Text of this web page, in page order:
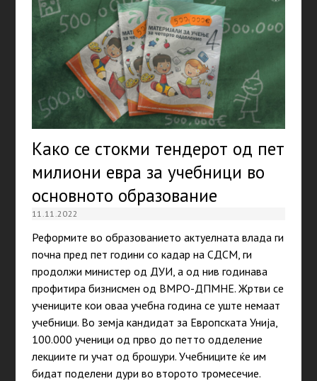
Како се стокми тендерот од пет
милиони евра за учебници во
основното образование
11.11.2022
Реформите во образованието актуелната влада ги
почна пред пет години со кадар на СДСМ, ги
продолжи министер од ДУИ, а од нив годинава
профитира бизнисмен од ВМРО-ДПМНЕ. Жртви се
учениците кои оваа учебна година се уште немаaт
учебници. Во земја кандидат за Европската Унија,
100.000 ученици од прво до петто одделение
лекциите ги учат од брошури. Учебниците ќе им
бидат поделени дури во второто тромесечие.